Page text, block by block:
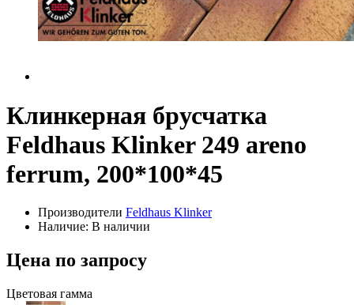
Клинкерная брусчатка
Feldhaus Klinker 249 areno
ferrum, 200*100*45
Производители Feldhaus Klinker
Наличие: В наличии
Цена по запросу
Цветовая гамма